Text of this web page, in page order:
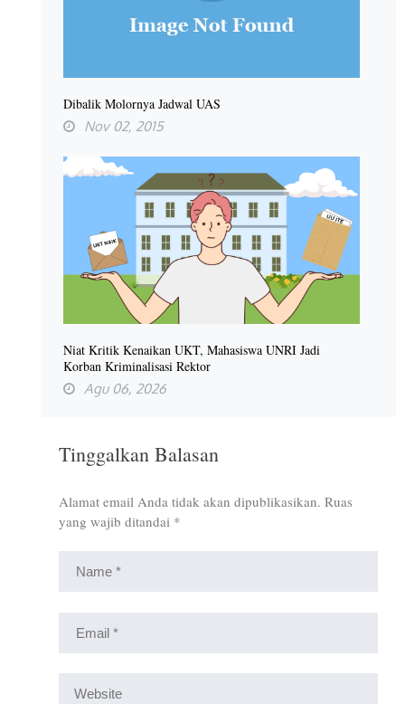
Dibalik Molornya Jadwal UAS
Nov 02, 2015
Niat Kritik Kenaikan UKT, Mahasiswa UNRI Jadi
Korban Kriminalisasi Rektor
Agu 06, 2026
Tinggalkan Balasan
Alamat email Anda tidak akan dipublikasikan. Ruas
yang wajib ditandai *